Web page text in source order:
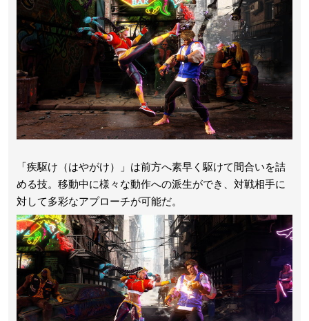
「疾駆け（はやがけ）」は前方へ素早く駆けて間合いを詰
める技。移動中に様々な動作への派生ができ、対戦相手に
対して多彩なアプローチが可能だ。